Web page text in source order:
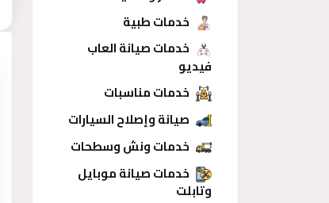
خدمات طبية
خدمات صيانة العاب
فيديو
خدمات مناسبات
صيانة وإصلاح السيارات
خدمات ونش وسطحات
خدمات صيانة موبايل
وتابلت